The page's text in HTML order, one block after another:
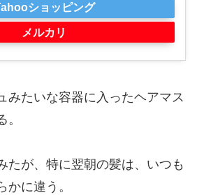
ショッピング
メルカリ
みたいな容器に入ったヘアマス
たが、 特に翌朝の髪は、 いつも
かに違う。